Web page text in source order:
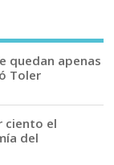
quedan apenas
Toler
ciento el
del